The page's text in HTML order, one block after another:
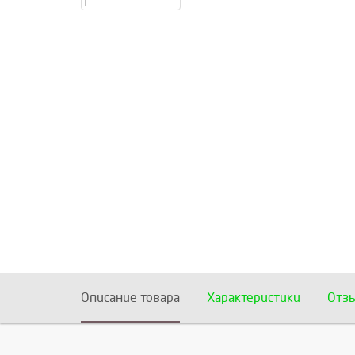
Описание товара Характеристики